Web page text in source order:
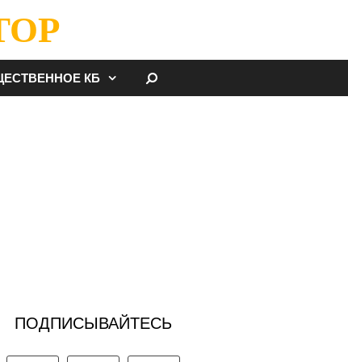
КБ
ПОДПИСЫВАЙТЕСЬ